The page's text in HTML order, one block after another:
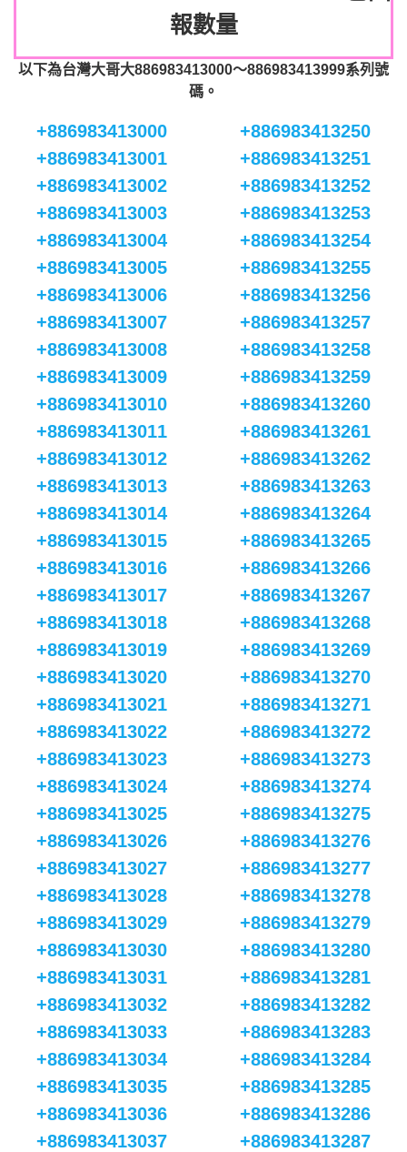
報數量
以下為台灣大哥大886983413000～886983413999系列號
碼。
+886983413000
+886983413001
+886983413002
+886983413003
+886983413004
+886983413005
+886983413006
+886983413007
+886983413008
+886983413009
+886983413010
+886983413011
+886983413012
+886983413013
+886983413014
+886983413015
+886983413016
+886983413017
+886983413018
+886983413019
+886983413020
+886983413021
+886983413022
+886983413023
+886983413024
+886983413025
+886983413026
+886983413027
+886983413028
+886983413029
+886983413030
+886983413031
+886983413032
+886983413033
+886983413034
+886983413035
+886983413036
+886983413037
+886983413250
+886983413251
+886983413252
+886983413253
+886983413254
+886983413255
+886983413256
+886983413257
+886983413258
+886983413259
+886983413260
+886983413261
+886983413262
+886983413263
+886983413264
+886983413265
+886983413266
+886983413267
+886983413268
+886983413269
+886983413270
+886983413271
+886983413272
+886983413273
+886983413274
+886983413275
+886983413276
+886983413277
+886983413278
+886983413279
+886983413280
+886983413281
+886983413282
+886983413283
+886983413284
+886983413285
+886983413286
+886983413287